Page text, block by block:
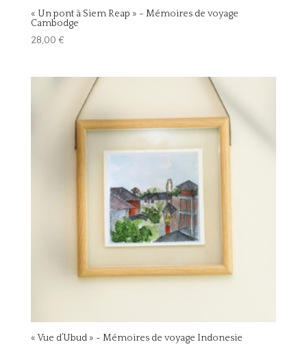
« Un pont à Siem Reap » ~ Mémoires de voyage
Cambodge
28,00 €
« Vue d’Ubud » ~ Mémoires de voyage Indonesie